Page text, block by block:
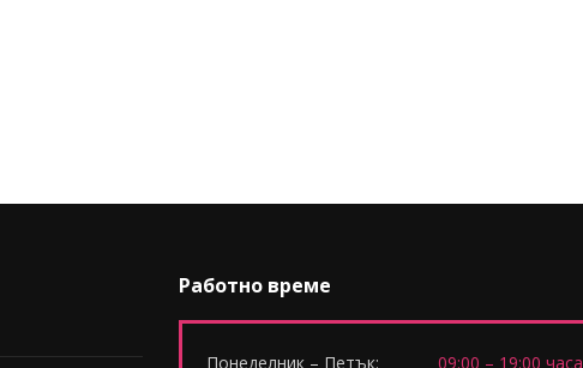
Работно време
Понеделник – Петък: 09:00 – 19:00 часа